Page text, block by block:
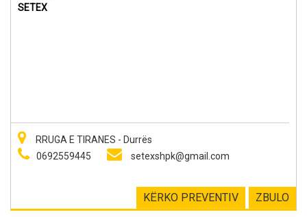
SETEX
RRUGA E TIRANES - Durrës
0692559445
setexshpk@gmail.com
ZBULO
KËRKO PREVENTIV